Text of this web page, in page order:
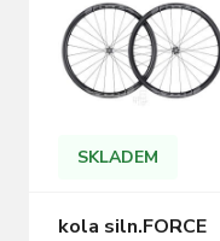
SKLADEM
kola siln.FORCE